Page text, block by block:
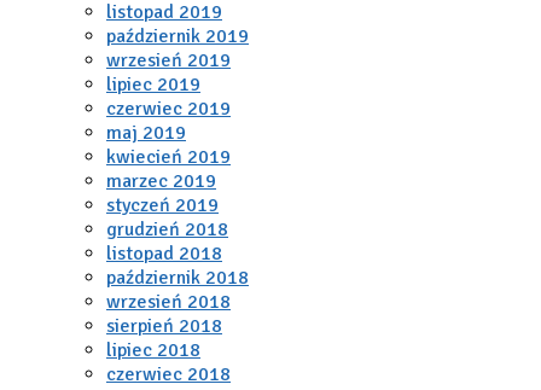
listopad 2019
październik 2019
wrzesień 2019
lipiec 2019
czerwiec 2019
maj 2019
kwiecień 2019
marzec 2019
styczeń 2019
grudzień 2018
listopad 2018
październik 2018
wrzesień 2018
sierpień 2018
lipiec 2018
czerwiec 2018